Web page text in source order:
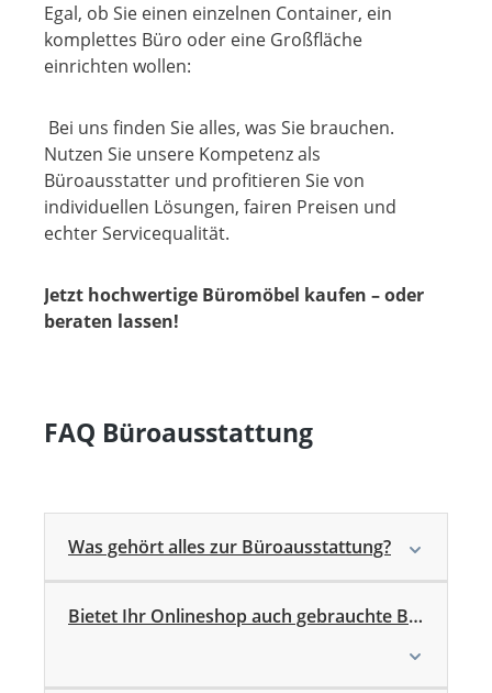
Egal, ob Sie einen einzelnen Container, ein
komplettes Büro oder eine Großfläche
einrichten wollen:
Bei uns finden Sie alles, was Sie brauchen.
Nutzen Sie unsere Kompetenz als
Büroausstatter und profitieren Sie von
individuellen Lösungen, fairen Preisen und
echter Servicequalität.
Jetzt hochwertige Büromöbel kaufen – oder
beraten lassen!
FAQ Büroausstattung
Was gehört alles zur Büroausstattung?
Bietet Ihr Onlineshop auch gebrauchte Büromöbel an?